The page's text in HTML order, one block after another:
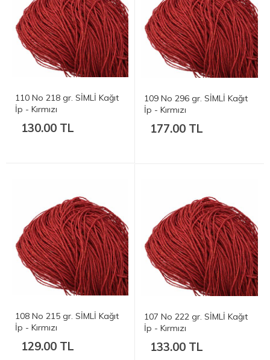
110 No 218 gr. SİMLİ Kağıt
İp - Kırmızı
130.00 TL
109 No 296 gr. SİMLİ Kağıt
İp - Kırmızı
177.00 TL
108 No 215 gr. SİMLİ Kağıt
İp - Kırmızı
129.00 TL
107 No 222 gr. SİMLİ Kağıt
İp - Kırmızı
133.00 TL